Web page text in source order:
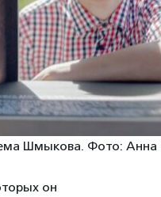
Шмыкова. Фото: Анна
он